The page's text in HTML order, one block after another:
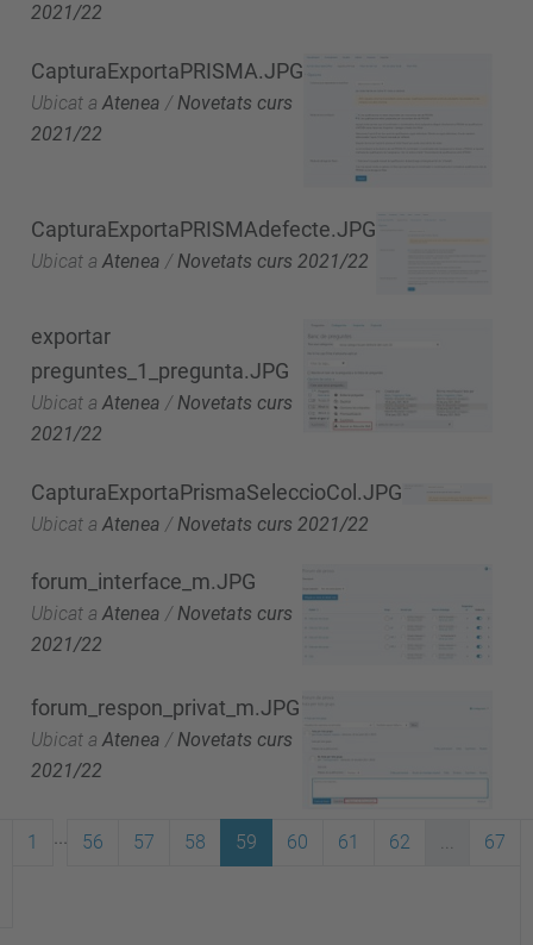
2021/22
CapturaExportaPRISMA.JPG
Ubicat a Atenea / Novetats curs
2021/22
CapturaExportaPRISMAdefecte.JPG
Ubicat a Atenea /Novetats curs 2021/22
exportar
preguntes_1_pregunta.JPG
Ubicat a Atenea /Novetats curs
2021/22
CapturaExportaPrismaSeleccioCol.JPG
Ubicat a Atenea / Novetats curs 2021/22
forum_interface_m.JPG
Ubicat a Atenea /Novetats curs
2021/22
forum_respon_privat_m.JPG
Ubicat a Atenea / Novetats curs
2021/22
1 56 57 58 59 60 61 62 ... 67